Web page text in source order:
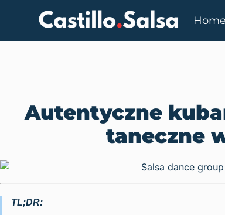
Home
Autentyczne
taneczne
TL;DR: